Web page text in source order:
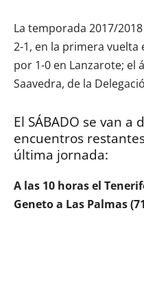
La temporada 2017/
2-1, en la primera vuelta
por 1-0 en Lanzarote; el
Saavedra, de la
El SÁBADO se van a
encuentros
última jornada:
A las 10 horas el
Geneto a Las Palmas